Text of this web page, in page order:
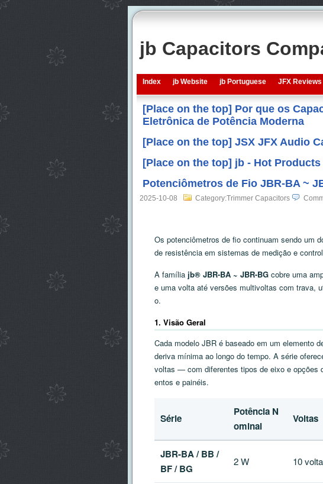
jb Capacitors
Index jb Website jb Portuguese JFX Reviews
[Place on the top] Por que os
Eletrônica de Potência Moderna
[Place on the top] JSX JFX Audio
[Place on the top] jb - Hot
Potenciômetros de Fio JBR-BA ~
2025-10-08 Category:Trimmer Capacitors
Os potenciômetros de fio continuam sendo um
de resistência em sistemas de medição e
A família jb® JBR-BA ~ JBR-BGcobre uma
e uma volta até versões multivoltas com trava,
o.
1. Visão Geral
Cada modelo JBR é baseado em um elemento
deriva mínima ao longo do tempo. A série
voltas — com diferentes tipos de eixo e opções
entos e painéis.
Série
Potência N
ominal
Voltas
JBR-BA / BB /
BF / BG
2 W 10